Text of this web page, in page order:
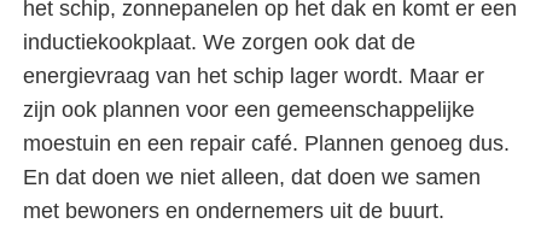
het schip, zonnepanelen op het dak en komt er een
inductiekookplaat. We zorgen ook dat de
energievraag van het schip lager wordt. Maar er
zijn ook plannen voor een gemeenschappelijke
moestuin en een repair café. Plannen genoeg dus.
En dat doen we niet alleen, dat doen we samen
met bewoners en ondernemers uit de buurt.